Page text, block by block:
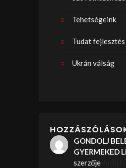
Tehetségeink
Tudat fejlesztés
Ukrán válság
GONDOLJ
GYERMEKED
szerzője